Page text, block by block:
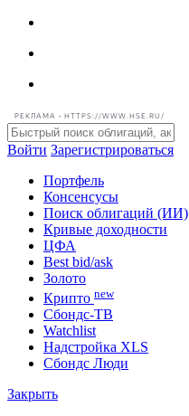
РЕКЛАМА • HTTPS://WWW.HSE.RU/
Войти Зарегистрироваться
Портфель
Консенсусы
Поиск облигаций (ИИ)
Кривые доходности
ЦФА
Best bid/ask
Золото
Крипто new
Сбондс-ТВ
Watchlist
Надстройка XLS
Сбондс Люди
Закрыть